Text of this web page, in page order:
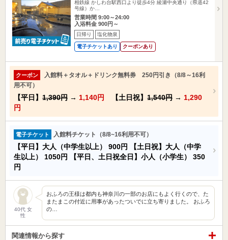
相鉄線 かしわ台駅西口より徒歩4分 綾瀬中央通り（県道42
号線）か…
営業時間 9:00～24:00
入浴料金 900円～
日帰り 塩化物泉
電子チケットあり クーポンあり
クーポン
入館料＋タオル＋ドリンク無料券 250円引き（8/8～16利
用不可）
【平日】 1,390円 → 1,140円 【土日祝】 1,540円 → 1,290
円
電子チケット 入館料チケット（8/8~16利用不可）
【平日】大人（中学生以上） 900円
【土日祝】大人（中学
生以上） 1050円 【平日、土日祝全日】小人（小学生） 350
円
40代 女
性
おふろの王様は都内も神奈川の一部のお店にもよく行くので、た
またまこの付近に用事があったついでに立ち寄りました。 おふろ
の…
関連情報から探す